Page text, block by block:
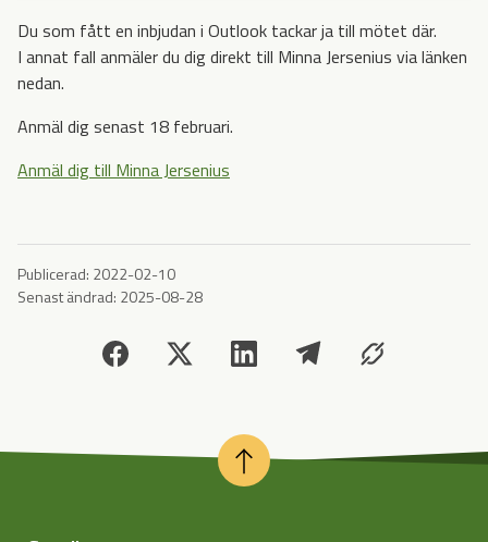
Du som fått en inbjudan i Outlook tackar ja till mötet där.
I annat fall anmäler du dig direkt till Minna Jersenius via länken
nedan.
Anmäl dig senast 18 februari.
Anmäl dig till Minna Jersenius
Publicerad: 2022-02-10
Senast ändrad: 2025-08-28